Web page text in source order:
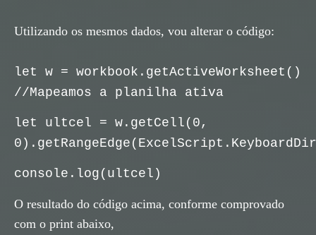
Utilizando os mesmos dados, vou alterar o código:
let w = workbook.getActiveWorksheet()
//Mapeamos a planilha ativa
let ultcel = w.getCell(0,
console.log(ultcel)
O resultado do código acima, conforme comprovado
com o print abaixo,